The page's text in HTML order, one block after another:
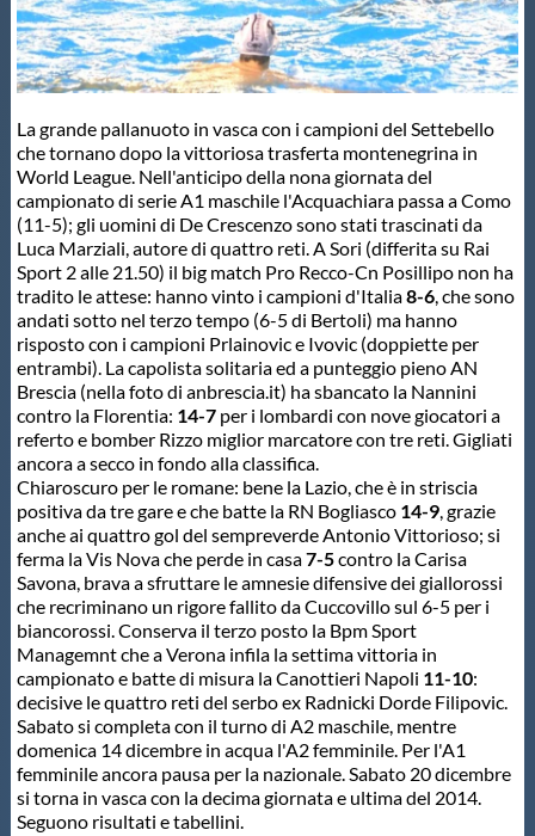
Formazione
GUG
Scuole Nuoto
Propaganda
Centri Federali
Area Legislativa
Protezione Civile
Qualità
Sostenibilità
Privacy
Cookie Policy
La grande pallanuoto in vasca con i campioni del Settebello
che tornano dopo la vittoriosa trasferta montenegrina in
World League. Nell'anticipo della nona giornata del
campionato di serie A1 maschile l'Acquachiara passa a Como
(11-5); gli uomini di De Crescenzo sono stati trascinati da
Luca Marziali, autore di quattro reti. A Sori (differita su Rai
Sport 2 alle 21.50) il big match Pro Recco-Cn Posillipo non ha
tradito le attese: hanno vinto i campioni d'Italia8-6, che sono
andati sotto nel terzo tempo (6-5 di Bertoli) ma hanno
risposto con i campioni Prlainovic e Ivovic (doppiette per
entrambi). La capolista solitaria ed a punteggio pieno AN
Brescia (nella foto di anbrescia.it) ha sbancato la Nannini
contro la Florentia: 14-7per i lombardi con nove giocatori a
referto e bomber Rizzo miglior marcatore con tre reti. Gigliati
ancora a secco in fondo alla classifica.
Chiaroscuro per le romane: bene la Lazio, che è in striscia
positiva da tre gare e che batte la RN Bogliasco 14-9, grazie
anche ai quattro gol del sempreverde Antonio Vittorioso; si
ferma la Vis Nova che perde in casa7-5contro la Carisa
Savona, brava a sfruttare le amnesie difensive dei giallorossi
che recriminano un rigore fallito da Cuccovillo sul 6-5 per i
biancorossi. Conserva il terzo posto la Bpm Sport
Managemnt che a Verona infila la settima vittoria in
campionato e batte di misura la Canottieri Napoli 11-10:
decisive le quattro reti del serbo ex Radnicki Dorde Filipovic.
Sabato si completa con il turno di A2 maschile, mentre
domenica 14 dicembre in acqua l'A2 femminile. Per l'A1
femminile ancora pausa per la nazionale. Sabato 20 dicembre
si torna in vasca con la decima giornata e ultima del 2014.
Seguono risultati e tabellini.